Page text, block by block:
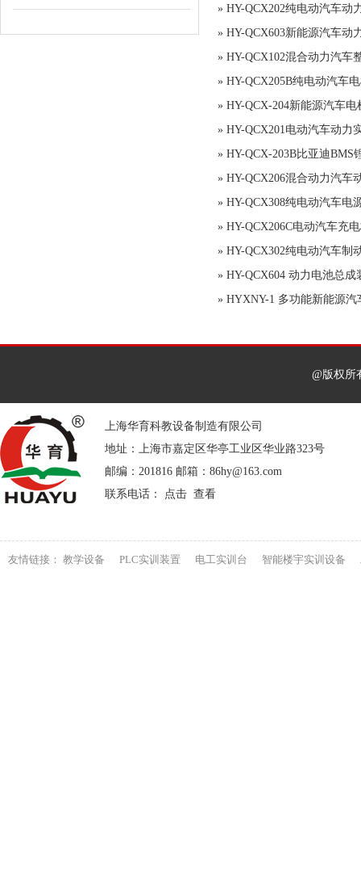
» HY-QCX202纯电动汽车动
» HY-QCX603新能源汽车动
» HY-QCX102混合动力汽车
» HY-QCX205B纯电动汽车
» HY-QCX-204新能源汽车
» HY-QCX201电动汽车动力
» HY-QCX-203B比亚迪BMS
» HY-QCX206混合动力汽车
» HY-QCX308纯电动汽车电
» HY-QCX206C电动汽车充
» HY-QCX302纯电动汽车制
» HY-QCX604 动力电池总
» HYXNY-1 多功能新能源汽
@版权
上海华育科教设备制造有限公司
地址：上海市嘉定区华亭工业区华业路323号
邮编：201816 邮箱：86hy@163.com
联系电话： 点击 查看
友情链接： 教学设备 PLC实训装置 电工实训台 智能楼宇实训设备